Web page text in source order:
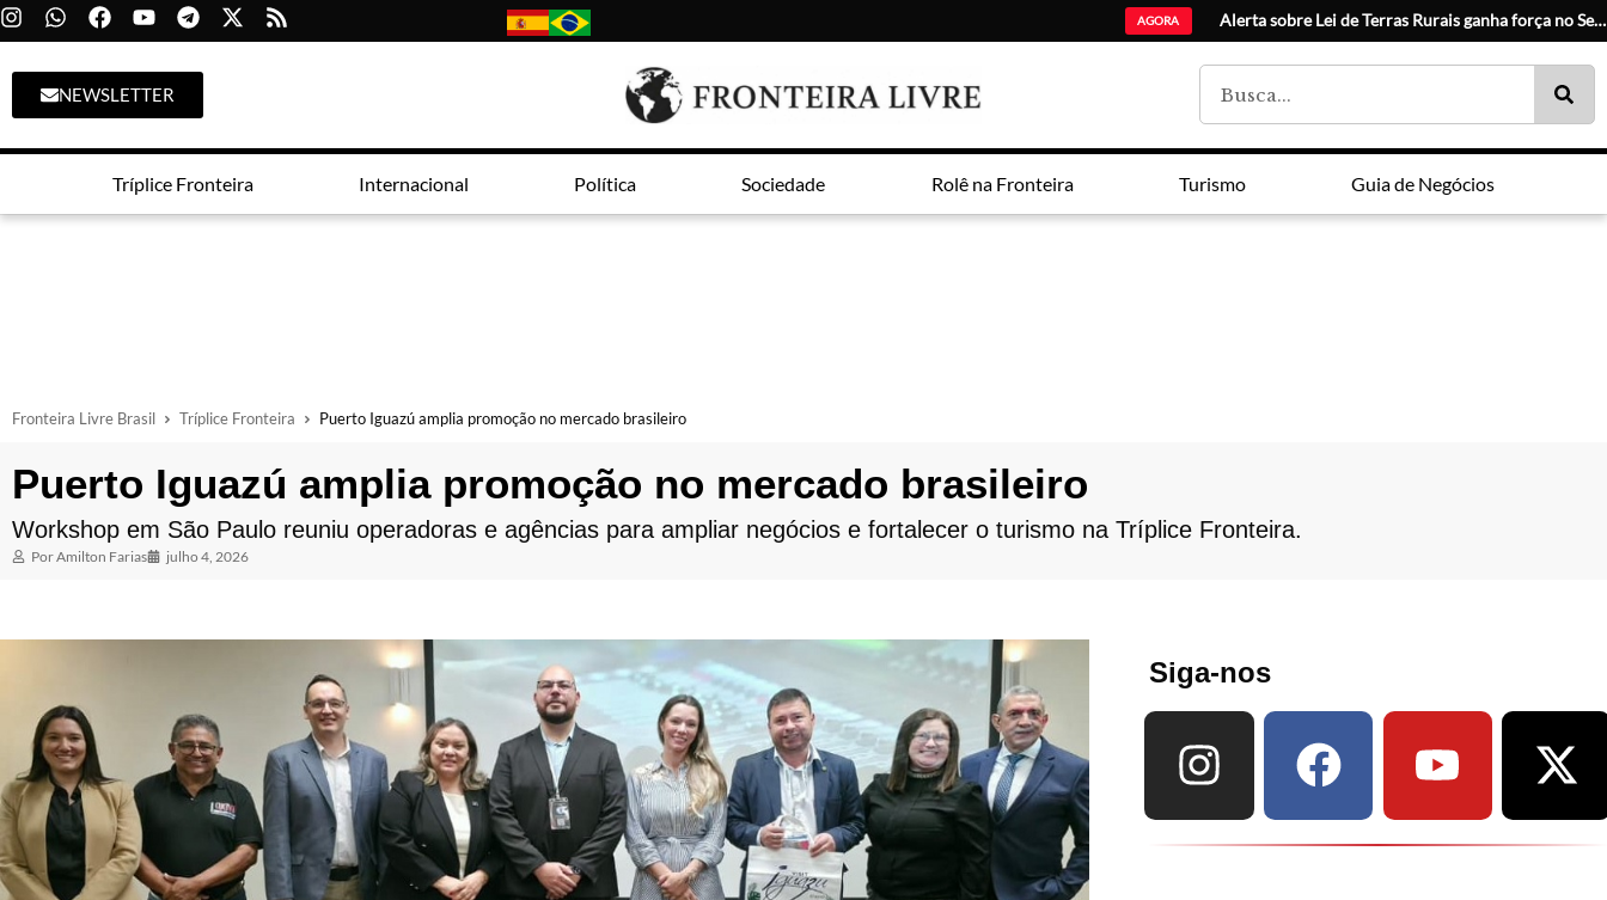
AGORA Catua
NEWSLETTER
Tríplice Fronteira Internacional Política Sociedade Rolê na Fronteira Turismo Guia de Negócios
Fronteira Livre Brasil Tríplice Fronteira Puerto Iguazú amplia promoção no mercado brasileiro
Puerto Iguazú amplia promoção no mercado brasileiro
Workshop em São Paulo reuniu operadoras e agências para ampliar negócios e fortalecer o turismo na Tríplice Fronteira.
PorAmilton Farias julho 4, 2026
Siga-nos